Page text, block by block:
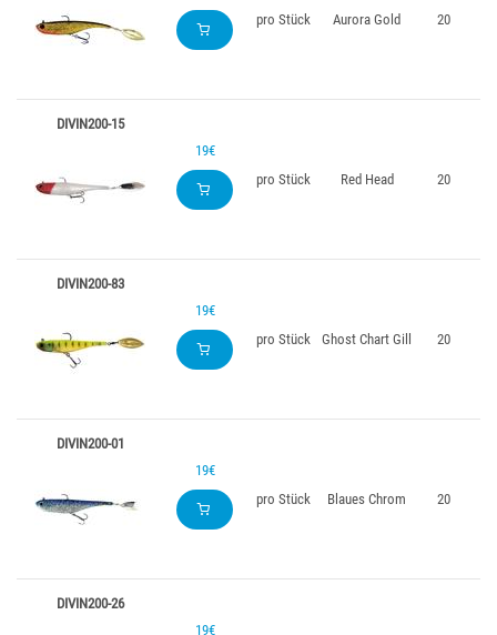
pro Stück
Aurora Gold 20
DIVIN200-15
19€
pro Stück
Red Head 20
DIVIN200-83
19€
pro Stück
Ghost Chart Gill 20
DIVIN200-01
19€
pro Stück
Blaues Chrom 20
DIVIN200-26
19€